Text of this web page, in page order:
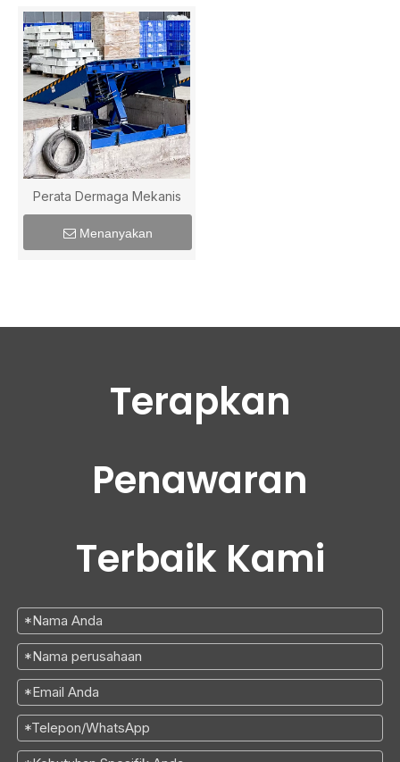
Perata Dermaga Mekanis
Menanyakan
Terapkan
Penawaran
Terbaik Kami